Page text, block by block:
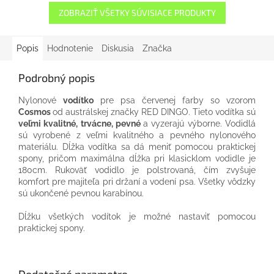
ZOBRAZIŤ VŠETKY SÚVISIACE PRODUKTY
Popis Hodnotenie Diskusia Značka
Podrobný popis
Nylonové vodítko pre psa červenej farby so vzorom
Cosmosod austrálskej značky RED DINGO. Tieto vodítka sú
veľmi kvalitné, trvácne, pevnéa vyzerajú výborne. Vodidlá
sú vyrobené z veľmi kvalitného a pevného nylonového
materiálu. Dĺžka vodítka sa dá meniť pomocou praktickej
spony, pričom maximálna dĺžka pri klasicklom vodidle je
180cm. Rukoväť vodidlo je polstrovaná, čím zvyšuje
komfort pre majiteľa pri držaní a vodení psa. Všetky vôdzky
sú ukončené pevnou karabínou.
Dĺžku všetkých vodítok je možné nastaviť pomocou
praktickej spony.